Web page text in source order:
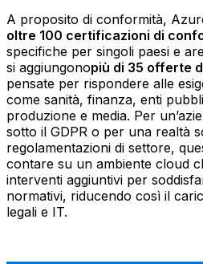
A proposito di conformità,
oltre 100 certificazioni di
specifiche per singoli paesi e
si aggiungonopiù di 35 offerte
pensate per rispondere alle
come sanità, finanza, enti
produzione e media. Per
sotto il GDPR o per una realtà
regolamentazioni di settore,
contare su un ambiente cloud
interventi aggiuntivi per
normativi, riducendo così il
legali e IT.